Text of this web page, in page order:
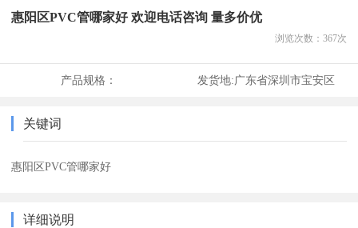
惠阳区PVC管哪家好 欢迎电话咨询 量多价优
浏览次数： 367次
产品规格： 发货地:广东省深圳市宝安区
关键词
惠阳区PVC管哪家好
详细说明